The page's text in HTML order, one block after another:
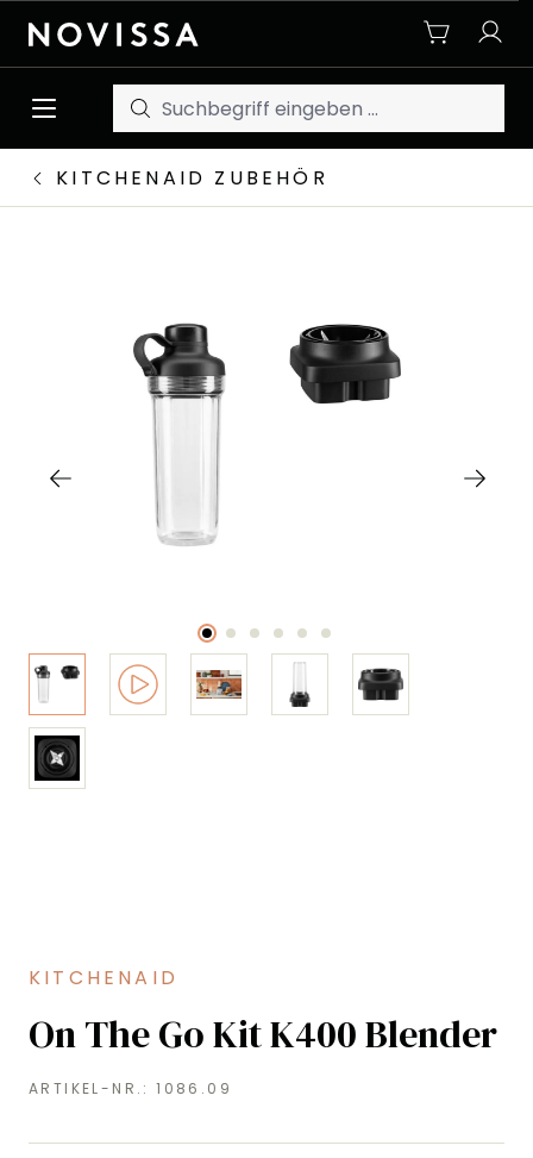
Zum Hauptinhalt springen
KITCHENAID ZUBEHÖR
KITCHENAID
On The Go Kit K400 Blender
ARTIKEL-NR.:1086.09